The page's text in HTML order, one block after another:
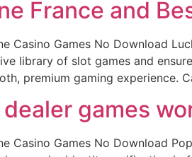
France and
Casino Games No Download
library of slot games and
premium gaming experience.
games
Casino Games No Download